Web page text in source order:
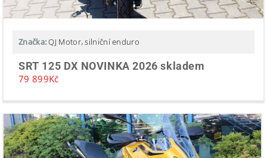
Značka:QJ Motor,silniční enduro
SRT 125 DX NOVINKA 2026 skladem
79 899Kč